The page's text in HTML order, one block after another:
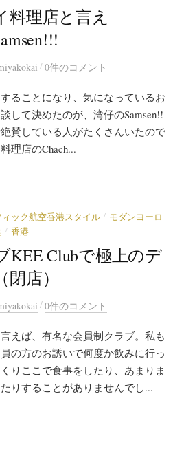
料理店と言え
/0件のコメント
ることになり、気になっているお
して決めたのが、湾仔のSamsen!!
賛している人がたくさんいたので
理店のChach...
ック航空香港スタイル / モダンヨーロ
/ 香港
KEE Clubで極上のデ
店）
/0件のコメント
えば、有名な会員制クラブ。私も
の方のお誘いで何度か飲みに行っ
りここで食事をしたり、あまりま
りすることがありませんでし...